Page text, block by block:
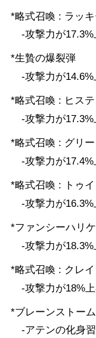
*略式召喚 : ラッ
-攻撃力が17.3%
*生贄の爆裂弾
-攻撃力が14.6%
*略式召喚 : ヒス
-攻撃力が17.3%
*略式召喚 : グリ
-攻撃力が17.4%
*略式召喚 : トゥ
-攻撃力が16.3%
*ファンシーハリ
-攻撃力が18.3%
*略式召喚 : クレ
-攻撃力が18%上
*ブレーンストーム
-アテンの化身